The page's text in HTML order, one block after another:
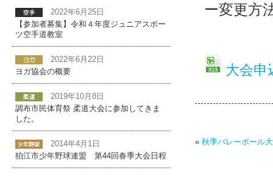
ー変更方
大会申
« 秋季バレーボール
2022年6月25日
【参加者募集】令和４年度ジュニアスポー
ツ空手道教室
2022年6月22日
ヨガ協会の概要
2019年10月8日
調布市民体育祭 柔道大会に参加してきま
した。
2014年4月1日
狛江市少年野球連盟 第44回春季大会日程